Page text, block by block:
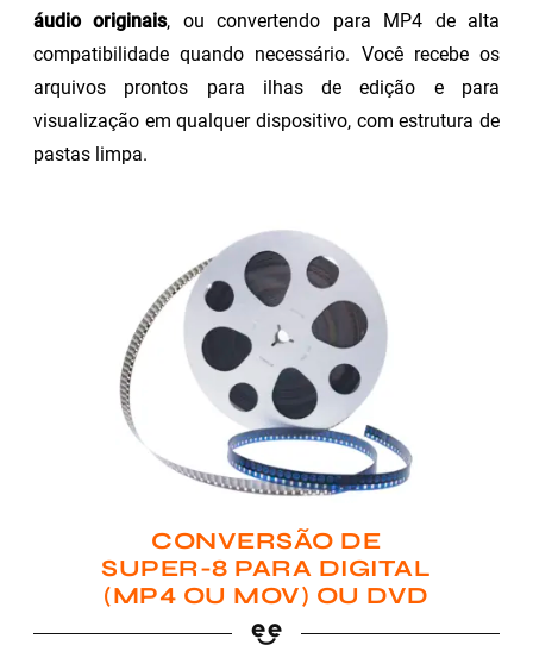
áudio originais, ou convertendo para MP4 de alta
compatibilidade quando necessário. Você recebe os
arquivos prontos para ilhas de edição e para
visualização em qualquer dispositivo, com estrutura de
pastas limpa.
CONVERSÃO DE
SUPER-8 PARA DIGITAL
(MP4 OU MOV) OU DVD